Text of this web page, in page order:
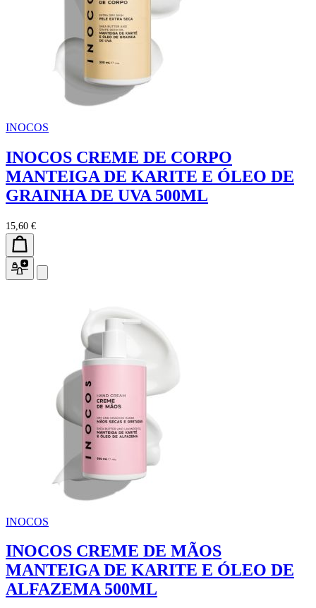
INOCOS
INOCOS CREME DE CORPO
MANTEIGA DE KARITE E ÓLEO DE
GRAINHA DE UVA 500ML
15,60 €
INOCOS
INOCOS CREME DE MÃOS
MANTEIGA DE KARITE E ÓLEO DE
ALFAZEMA 500ML